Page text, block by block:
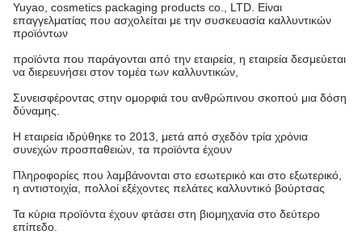
Yuyao, cosmetics packaging products co., LTD. Είναι
επαγγελματίας που ασχολείται με την συσκευασία καλλυντικών
προϊόντων
προϊόντα που παράγονται από την εταιρεία, η εταιρεία δεσμεύεται
να διερευνήσει στον τομέα των καλλυντικών,
Συνεισφέροντας στην ομορφιά του ανθρώπινου σκοπού μια δόση
δύναμης.
Η εταιρεία ιδρύθηκε το 2013, μετά από σχεδόν τρία χρόνια
συνεχών προσπαθειών, τα προϊόντα έχουν
Πληροφορίες που λαμβάνονται στο εσωτερικό και στο εξωτερικό,
η αντιστοιχία, πολλοί εξέχοντες πελάτες καλλυντικό βούρτσας
Τα κύρια προϊόντα έχουν φτάσει στη βιομηχανία στο δεύτερο
επίπεδο.